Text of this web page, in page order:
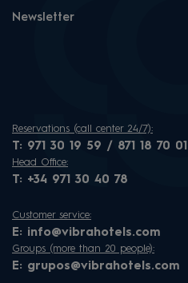
Newsletter
Reservations (call center 24/7):
T: 971 30 19 59 / 871 18 70 01
Head Office:
T: +34 971 30 40 78
Customer service:
E: info@vibrahotels.com
Groups (more than 20 people):
E: grupos@vibrahotels.com